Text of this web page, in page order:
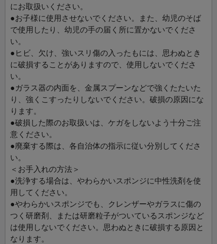
にお取扱いください。
●お子様に使用させないでください。また、幼児のそば
で使用したり、幼児の手の届く所に置かないでくださ
い。
●ヒビ、欠け、強いスリ傷の入ったもには、思わぬとき
に破損することがありますので、使用しないでくださ
い。
●ガラス器の内面を、金属スプーンなどで強くたたいた
り、強くこすったりしないでください。破損の原因にな
ります。
●破損した際のお取扱いは、ケガをしないよう十分ご注
意ください。
●廃棄する際は、各自治体の指示に従い分別してくださ
い。
＜お手入れの方法＞
●洗浄する場合は、やわらかいスポンジに中性洗剤を使
用してください。
●やわらかいスポンジでも、クレンザーやガラスに傷の
つく研磨剤、または研磨粒子がついているスポンジなど
は使用しないでください。思わぬときに破損する原因と
なります。